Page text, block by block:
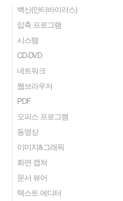
백신(안티바이러스)
압축 프로그램
시스템
CD-DVD
네트워크
웹브라우저
PDF
오피스 프로그램
동영상
이미지&그래픽
화면 캡쳐
문서 뷰어
텍스트 에디터